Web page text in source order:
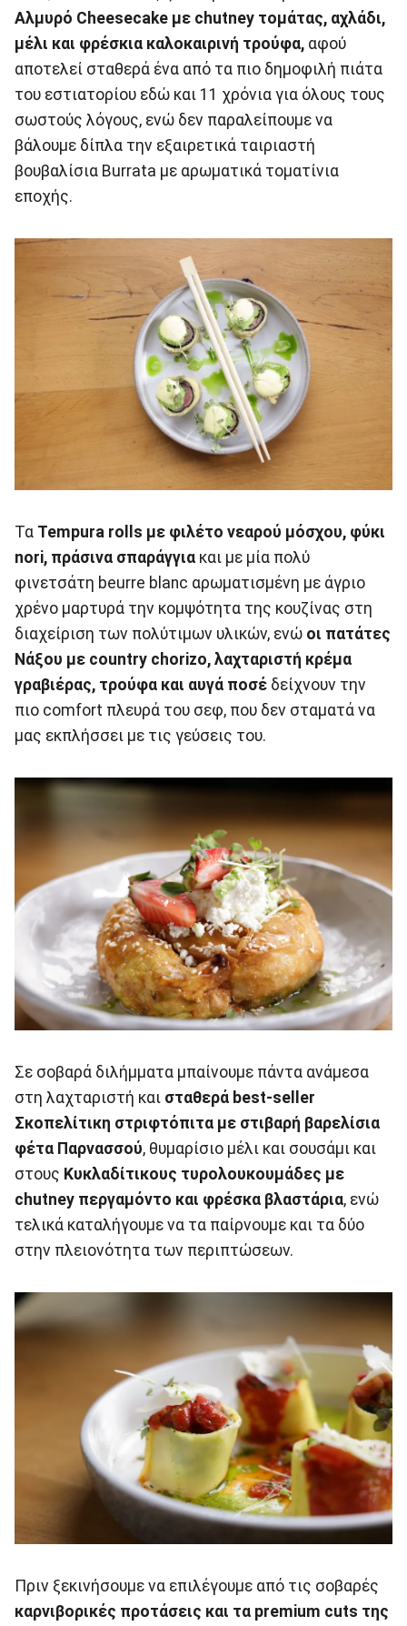
Αλμυρό Cheesecake με chutney τομάτας, αχλάδι,
μέλι και φρέσκια καλοκαιρινή τρούφα, αφού
αποτελεί σταθερά ένα από τα πιο δημοφιλή πιάτα
του εστιατορίου εδώ και 11 χρόνια για όλους τους
σωστούς λόγους, ενώ δεν παραλείπουμε να
βάλουμε δίπλα την εξαιρετικά ταιριαστή
βουβαλίσια Burrata με αρωματικά τοματίνια
εποχής.
Τα Tempura rolls με φιλέτο νεαρού μόσχου, φύκι
nori, πράσινα σπαράγγια και με μία πολύ
φινετσάτη beurre blanc αρωματισμένη με άγριο
χρένο μαρτυρά την κομψότητα της κουζίνας στη
διαχείριση των πολύτιμων υλικών, ενώ οι πατάτες
Νάξου με country chorizo, λαχταριστή κρέμα
γραβιέρας, τρούφα και αυγά ποσέ δείχνουν την
πιο comfort πλευρά του σεφ, που δεν σταματά να
μας εκπλήσσει με τις γεύσεις του.
Σε σοβαρά διλήμματα μπαίνουμε πάντα ανάμεσα
στη λαχταριστή και σταθερά best-seller
Σκοπελίτικη στριφτόπιτα με στιβαρή βαρελίσια
φέτα Παρνασσού, θυμαρίσιο μέλι και σουσάμι και
στους Κυκλαδίτικους τυρολουκουμάδες με
chutney περγαμόντο και φρέσκα βλαστάρια, ενώ
τελικά καταλήγουμε να τα παίρνουμε και τα δύο
στην πλειονότητα των περιπτώσεων.
Πριν ξεκινήσουμε να επιλέγουμε από τις σοβαρές
καρνιβορικές προτάσεις και τα premium cuts της